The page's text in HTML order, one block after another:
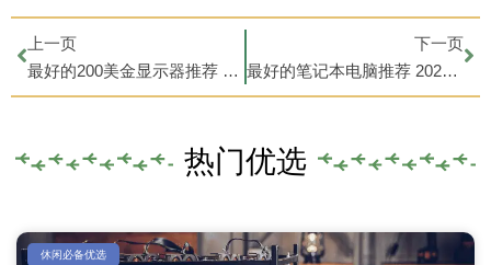
上一页
最好的200美金显示器推荐 2026丨显示器评测
下一页
最好的笔记本电脑推荐 2026丨笔记本评测
热门优选
休闲必备优选